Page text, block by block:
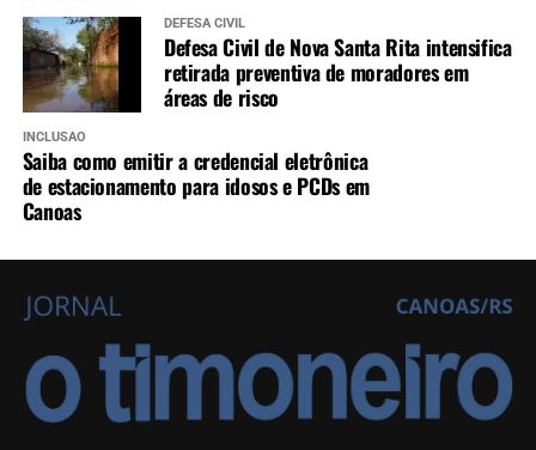
DEFESA CIVIL
Defesa Civil de Nova Santa Rita intensifica
retirada preventiva de moradores em
áreas de risco
INCLUSÃO
Saiba como emitir a credencial eletrônica
de estacionamento para idosos e PCDs em
Canoas